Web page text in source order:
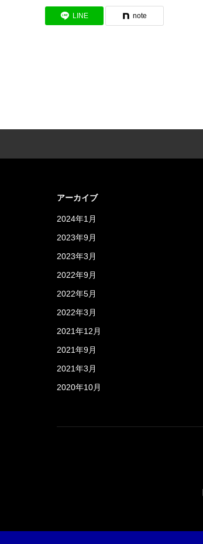
LINE note
アーカイブ
2024年1月
2023年9月
2023年3月
2022年9月
2022年5月
2022年3月
2021年12月
2021年9月
2021年3月
2020年10月